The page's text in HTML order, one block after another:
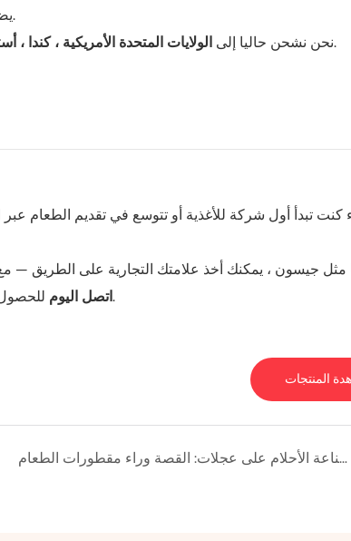
يضم فريق الإنتاج لدينا مصنعين ذوي خبرة ومصممي المطبخ وخبراء التصدير.
نحن نشحن حاليا إلىالولايات المتحدة الأمريكية ، كندا ،
ومناطق أخرى ، مع الامتثال المحلي وخيارات الجهد.
كنت تبدأ أول شركة للأغذية أو تتوسع في تقديم الطعام عبر
اتصل اليومللحصول على عرض أسعار مجاني وتصميم ثلاثي الأبعاد. يترك’سد رؤيتك إلى الحياة.
المنتجات
صناعة الأحلام على عجلات: القصة وراء مقطورات الطعام OULEAD